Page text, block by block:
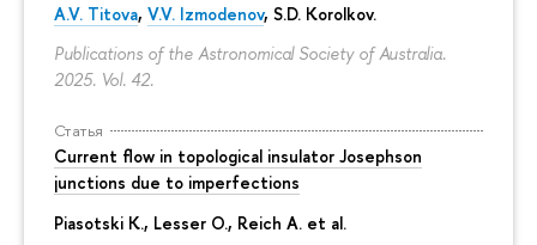
A.V. Titova, V.V. Izmodenov, S.D. Korolkov.
Publications of the Astronomical Society of Australia.
2025. Vol. 42.
Статья
Current flow in topological insulator Josephson
junctions due to imperfections
Piasotski K., Lesser O., Reich A. et al.